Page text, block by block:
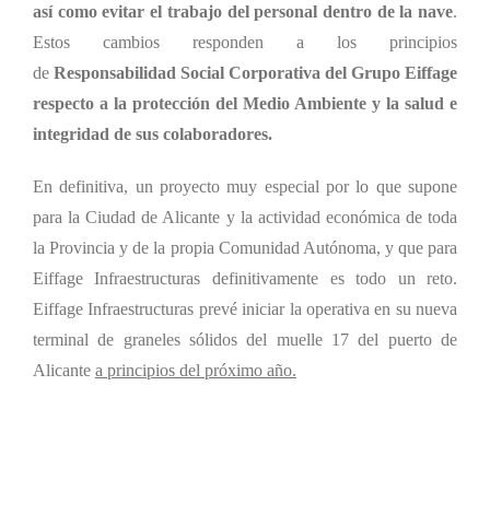
así como evitar el trabajo del personal dentro de la nave.
Estos cambios responden a los principios
de Responsabilidad Social Corporativa del Grupo Eiffage
respecto a la protección del Medio Ambiente y la salud e
integridad de sus colaboradores.
En definitiva, un proyecto muy especial por lo que supone
para la Ciudad de Alicante y la actividad económica de toda
la Provincia y de la propia Comunidad Autónoma, y que para
Eiffage Infraestructuras definitivamente es todo un reto.
Eiffage Infraestructuras prevé iniciar la operativa en su nueva
terminal de graneles sólidos del muelle 17 del puerto de
Alicante a principios del próximo año.